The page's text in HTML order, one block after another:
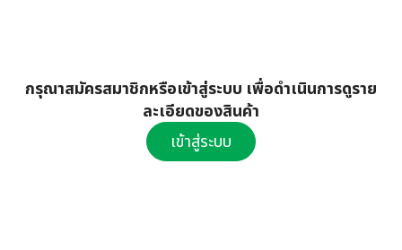
กรุณาสมัครสมาชิกหรือเข้าสู่ระบบ เพื่อดำเนินการดูราย
ละเอียดของสินค้า
เข้าสู่ระบบ